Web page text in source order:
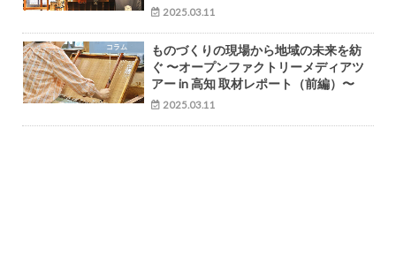
2025.03.11
コラム
ものづくりの現場から地域の未来を紡
ぐ 〜オープンファクトリーメディアツ
アー in 高知 取材レポート（前編）〜
2025.03.11